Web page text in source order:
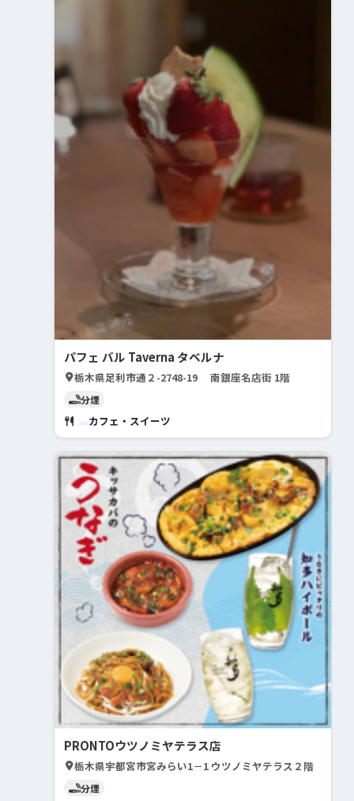
パフェ バル Taverna タベルナ
栃木県足利市通２-2748-19 南銀座名店街 1階
分煙
カフェ・スイーツ
PRONTOウツノミヤテラス店
栃木県宇都宮市宮みらい1－1 ウツノミヤテラス２階
分煙